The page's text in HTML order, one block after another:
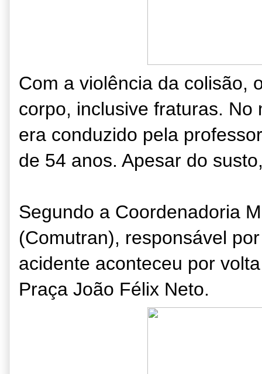
Com a violência da colisão,
corpo, inclusive fraturas.
era conduzido pela
de 54 anos. Apesar do
Segundo a Coordenadoria
(Comutran), responsável
acidente aconteceu por
Praça João Félix Neto.